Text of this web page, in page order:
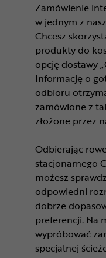
Zamówienie
w jednym z
Chcesz
produkty do
opcję dostawy
Informację o
odbioru
zamówione z
złożone przez
Odbierając
stacjonarnego
możesz
odpowiedni
dobrze
preferencji. Na
wypróbować
specjalnej